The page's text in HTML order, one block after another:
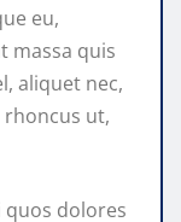
eu,
massa quis
aliquet nec,
ut,
dolores